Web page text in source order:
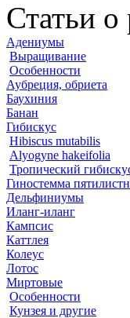
Статьи о
Адениумы
Выращивание
Особенности
Аубреция, обриета
Баухиния
Банан
Гибискус
Hibiscus mutabilis
Alyogyne hakeifolia
Тропический
Гиностемма
Дельфиниумы
Иланг-иланг
Кампсис
Каттлея
Колеус
Лотос
Миртовые
Особенности
Кунзея и другие